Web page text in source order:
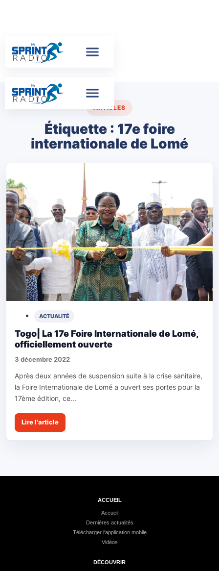
ARTICLES
Étiquette : 17e foire
internationale de Lomé
ACTUALITÉ
Togo| La 17e Foire Internationale de Lomé,
officiellement ouverte
3 décembre 2022
Après deux années de suspension suite à la crise sanitaire,
la Foire Internationale de Lomé a ouvert ses portes pour la
17ème édition, ce...
Lire l'article
ACCUEIL
Accueil
Dernières actualités
Télécharger l'application mobile
Vidéos
DÉCOUVRIR